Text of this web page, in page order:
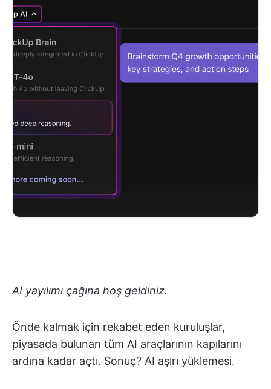
AI yayılımı çağına hoş geldiniz.
Önde kalmak için rekabet eden kuruluşlar,
piyasada bulunan tüm AI araçlarının kapılarını
ardına kadar açtı. Sonuç? AI aşırı yüklemesi.